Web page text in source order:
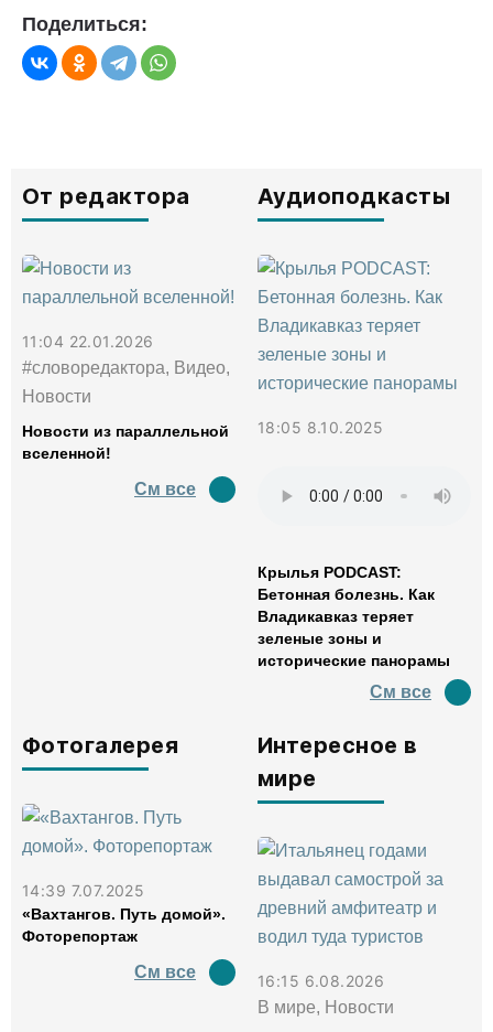
Поделиться:
От редактора
11:04 22.01.2026
#словоредактора, Видео,
Новости
Новости из параллельной
вселенной!
См все
Аудиоподкасты
18:05 8.10.2025
Крылья PODCAST:
Бетонная болезнь. Как
Владикавказ теряет
зеленые зоны и
исторические панорамы
См все
Фотогалерея
14:39 7.07.2025
«Вахтангов. Путь домой».
Фоторепортаж
См все
Интересное в
мире
16:15 6.08.2026
В мире, Новости